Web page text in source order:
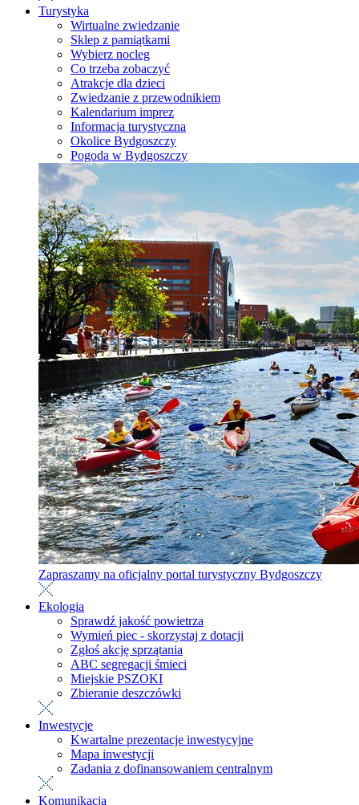
Turystyka
Wirtualne zwiedzanie
Sklep z pamiątkami
Wybierz nocleg
Co trzeba zobaczyć
Atrakcje dla dzieci
Zwiedzanie z przewodnikiem
Kalendarium imprez
Informacja turystyczna
Okolice Bydgoszczy
Pogoda w Bydgoszczy
Zapraszamy na oficjalny portal turystyczny Bydgoszczy
Ekologia
Sprawdź jakość powietrza
Wymień piec - skorzystaj z dotacji
Zgłoś akcję sprzątania
ABC segregacji śmieci
Miejskie PSZOKI
Zbieranie deszczówki
Inwestycje
Kwartalne prezentacje inwestycyjne
Mapa inwestycji
Zadania z dofinansowaniem centralnym
Komunikacja